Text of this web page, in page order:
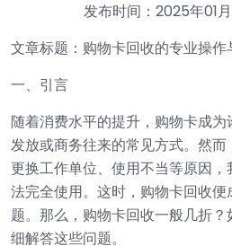
发布时间：2025年01
文章标题：购物卡回收的专业操作
一、引言
随着消费水平的提升，购物卡成
发放或商务往来的常见方式。然
更换工作单位、使用不当等原因
法完全使用。这时，购物卡回收
题。那么，购物卡回收一般几折
细解答这些问题。